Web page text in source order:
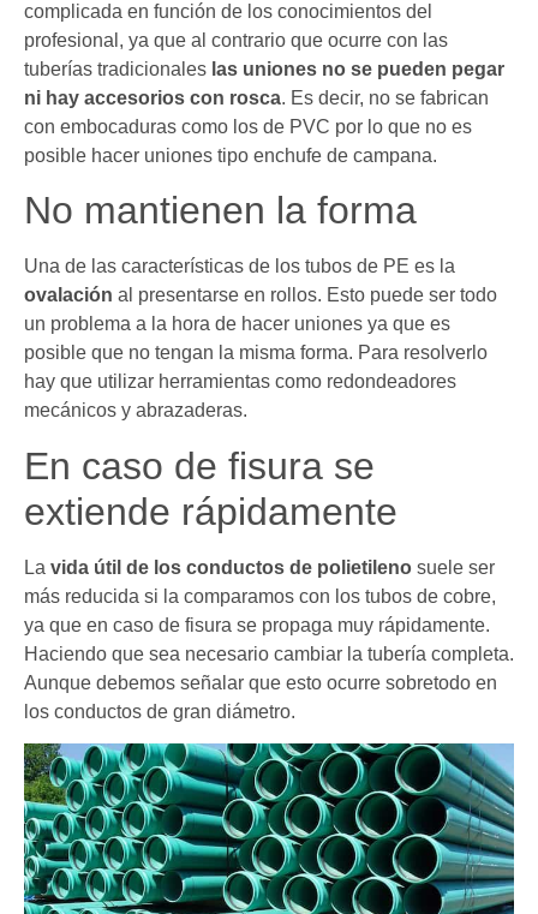
complicada en función de los conocimientos del
profesional, ya que al contrario que ocurre con las
tuberías tradicionales las uniones no se pueden pegar
ni hay accesorios con rosca. Es decir, no se fabrican
con embocaduras como los de PVC por lo que no es
posible hacer uniones tipo enchufe de campana.
No mantienen la forma
Una de las características de los tubos de PE es la
ovalación al presentarse en rollos. Esto puede ser todo
un problema a la hora de hacer uniones ya que es
posible que no tengan la misma forma. Para resolverlo
hay que utilizar herramientas como redondeadores
mecánicos y abrazaderas.
En caso de fisura se
extiende rápidamente
La vida útil de los conductos de polietileno suele ser
más reducida si la comparamos con los tubos de cobre,
ya que en caso de fisura se propaga muy rápidamente.
Haciendo que sea necesario cambiar la tubería completa.
Aunque debemos señalar que esto ocurre sobretodo en
los conductos de gran diámetro.